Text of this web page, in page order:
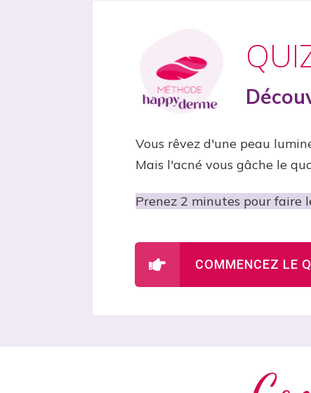
Vous rêvez d'une peau
Mais l'acné vous gâche le
Prenez 2 minutes pour faire
COMMENCEZ LE